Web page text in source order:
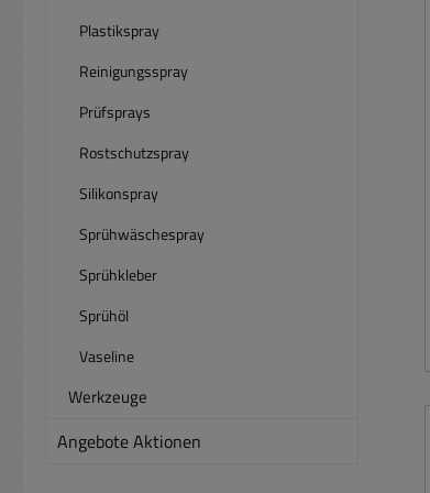
Plastikspray
Reinigungsspray
Prüfsprays
Rostschutzspray
Silikonspray
Sprühwäschespray
Sprühkleber
Sprühöl
Vaseline
Werkzeuge
Angebote Aktionen